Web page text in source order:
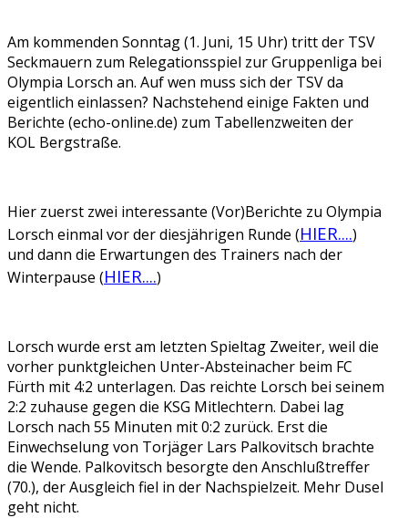
Am kommenden Sonntag (1. Juni, 15 Uhr) tritt der TSV
Seckmauern zum Relegationsspiel zur Gruppenliga bei
Olympia Lorsch an. Auf wen muss sich der TSV da
eigentlich einlassen? Nachstehend einige Fakten und
Berichte (echo-online.de) zum Tabellenzweiten der
KOL Bergstraße.
Hier zuerst zwei interessante (Vor)Berichte zu Olympia
Lorsch einmal vor der diesjährigen Runde (HIER....)
und dann die Erwartungen des Trainers nach der
Winterpause (HIER....)
Lorsch wurde erst am letzten Spieltag Zweiter, weil die
vorher punktgleichen Unter-Absteinacher beim FC
Fürth mit 4:2 unterlagen. Das reichte Lorsch bei seinem
2:2 zuhause gegen die KSG Mitlechtern. Dabei lag
Lorsch nach 55 Minuten mit 0:2 zurück. Erst die
Einwechselung von Torjäger Lars Palkovitsch brachte
die Wende. Palkovitsch besorgte den Anschlußtreffer
(70.), der Ausgleich fiel in der Nachspielzeit. Mehr Dusel
geht nicht.